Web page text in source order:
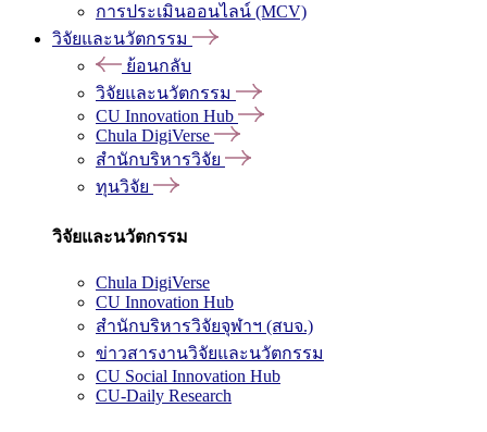
การประเมินออนไลน์ (MCV)
วิจัยและนวัตกรรม
ย้อนกลับ
วิจัยและนวัตกรรม
CU Innovation Hub
Chula DigiVerse
สำนักบริหารวิจัย
ทุนวิจัย
วิจัยและนวัตกรรม
Chula DigiVerse
CU Innovation Hub
สำนักบริหารวิจัยจุฬาฯ (สบจ.)
ข่าวสารงานวิจัยและนวัตกรรม
CU Social Innovation Hub
CU-Daily Research